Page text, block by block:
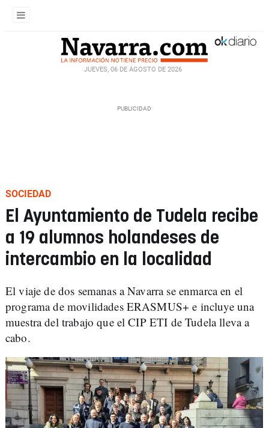
JUEVES, 06 DE AGOSTO DE 2026
SOCIEDAD
El Ayuntamiento de Tudela recibe
a 19 alumnos holandeses de
intercambio en la localidad
El viaje de dos semanas a Navarra se enmarca en el
programa de movilidades ERASMUS+ e incluye una
muestra del trabajo que el CIP ETI de Tudela lleva a
cabo.